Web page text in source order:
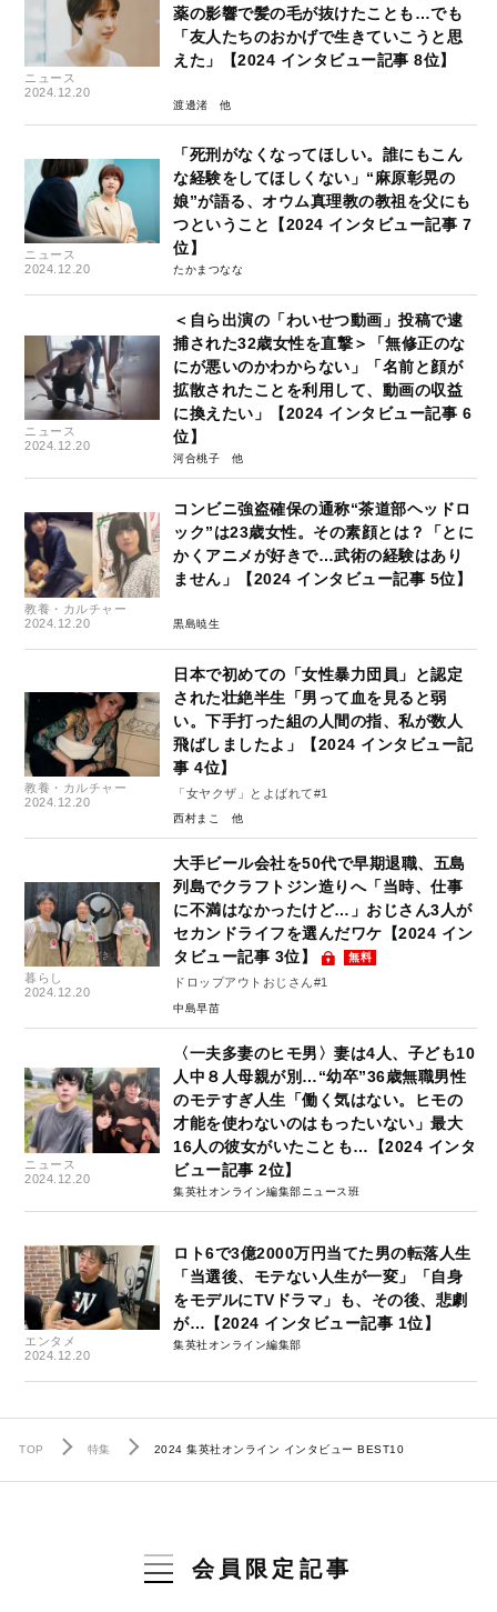
ニュース
2024.12.20
薬の影響で髪の毛が抜けたことも…でも
「友人たちのおかげで生きていこうと思
えた」【2024 インタビュー記事 8位】
渡邊渚
ニュース
2024.12.20
「死刑がなくなってほしい。誰にもこん
な経験をしてほしくない」“麻原彰晃の
娘”が語る、オウム真理教の教祖を父にも
つということ【2024 インタビュー記事 7
位】
たかまつなな
ニュース
2024.12.20
＜自ら出演の「わいせつ動画」投稿で逮
捕された32歳女性を直撃＞「無修正のな
にが悪いのかわからない」「名前と顔が
拡散されたことを利用して、動画の収益
に換えたい」【2024 インタビュー記事 6
位】
河合桃子
教養・カルチャー
2024.12.20
コンビニ強盗確保の通称“茶道部ヘッドロ
ック”は23歳女性。その素顔とは？「とに
かくアニメが好きで…武術の経験はあり
ません」【2024 インタビュー記事 5位】
黒島暁生
教養・カルチャー
2024.12.20
日本で初めての「女性暴力団員」と認定
された壮絶半生「男って血を見ると弱
い。下手打った組の人間の指、私が数人
飛ばしましたよ」【2024 インタビュー記
事 4位】
「女ヤクザ」とよばれて#1
西村まこ
暮らし
2024.12.20
大手ビール会社を50代で早期退職、五島
列島でクラフトジン造りへ「当時、仕事
に不満はなかったけど…」おじさん3人が
セカンドライフを選んだワケ【2024 イン
タビュー記事 3位】
無料
ドロップアウトおじさん#1
中島早苗
ニュース
2024.12.20
〈一夫多妻のヒモ男〉妻は4人、子ども10
人中８人母親が別…“幼卒”36歳無職男性
のモテすぎ人生「働く気はない。ヒモの
才能を使わないのはもったいない」最大
16人の彼女がいたことも…【2024 インタ
ビュー記事 2位】
集英社オンライン編集部ニュース班
エンタメ
2024.12.20
ロト6で3億2000万円当てた男の転落人生
「当選後、モテない人生が一変」「自身
をモデルにTVドラマ」も、その後、悲劇
が…【2024 インタビュー記事 1位】
集英社オンライン編集部
TOP 特集 2024 集英社オンライン インタビュー BEST10
会員限定記事